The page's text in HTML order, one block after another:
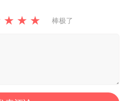
★ ★ ★ 棒极了